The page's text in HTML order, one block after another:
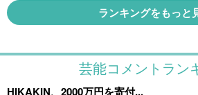
ランキングをもっと